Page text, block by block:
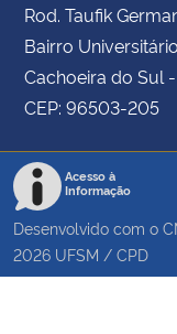
Rod. Taufik
Bairro
Cachoeira do Sul -
CEP: 96503-205
Acesso à
Informação
Desenvolvido com o
2026 UFSM / CPD